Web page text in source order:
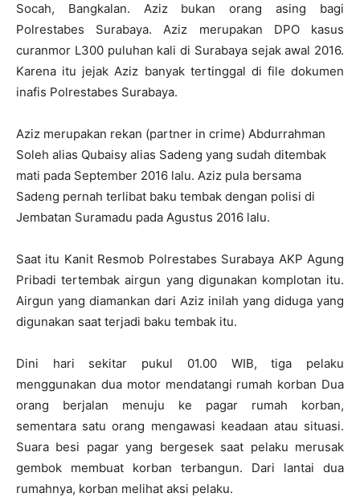
Socah, Bangkalan. Aziz bukan orang asing bagi
Polrestabes Surabaya. Aziz merupakan DPO kasus
curanmor L300 puluhan kali di Surabaya sejak awal 2016.
Karena itu jejak Aziz banyak tertinggal di file dokumen
inafis Polrestabes Surabaya.
Aziz merupakan rekan (partner in crime) Abdurrahman
Soleh alias Qubaisy alias Sadeng yang sudah ditembak
mati pada September 2016 lalu. Aziz pula bersama
Sadeng pernah terlibat baku tembak dengan polisi di
Jembatan Suramadu pada Agustus 2016 lalu.
Saat itu Kanit Resmob Polrestabes Surabaya AKP Agung
Pribadi tertembak airgun yang digunakan komplotan itu.
Airgun yang diamankan dari Aziz inilah yang diduga yang
digunakan saat terjadi baku tembak itu.
Dini hari sekitar pukul 01.00 WIB, tiga pelaku
menggunakan dua motor mendatangi rumah korban Dua
orang berjalan menuju ke pagar rumah korban,
sementara satu orang mengawasi keadaan atau situasi.
Suara besi pagar yang bergesek saat pelaku merusak
gembok membuat korban terbangun. Dari lantai dua
rumahnya, korban melihat aksi pelaku.